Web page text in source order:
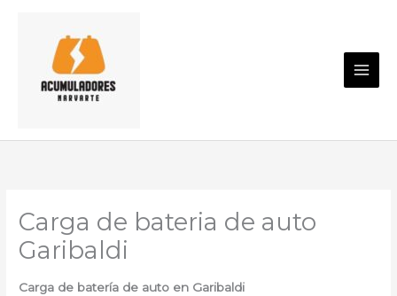
contenido
Carga de bateria de auto
Garibaldi
Carga de batería de auto en Garibaldi